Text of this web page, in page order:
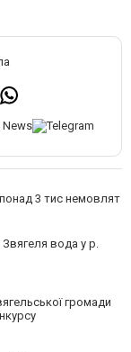
3 тис немовлят
вода у р.
громади